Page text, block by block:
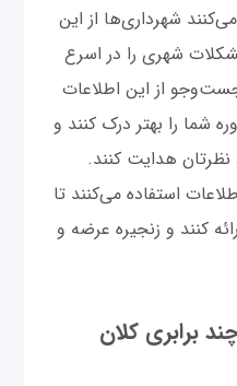
شهرداری‌ها از این
شهری را در اسرع
از این اطلاعات
شما را بهتر درک کنند و
هدایت کنند.
استفاده می‌کنند تا
کنند و زنجیره عرضه و
و رشد چند برابری کلان